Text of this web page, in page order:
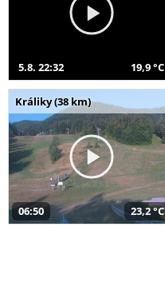
5.8. 22:32 19,9 °C
Králiky (38 km)
06:50 23,2 °C